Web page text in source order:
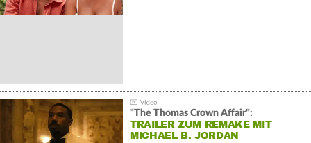
"The Thomas Crown Affair":
TRAILER ZUM REMAKE MIT
MICHAEL B. JORDAN